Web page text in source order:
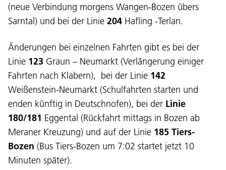
(neue Verbindung morgens Wangen-Bozen übers
Sarntal) und bei der Linie 204 Hafling -Terlan.
Änderungen bei einzelnen Fahrten gibt es bei der
Linie 123 Graun – Neumarkt (Verlängerung einiger
Fahrten nach Klabern), bei der Linie 142
Weißenstein-Neumarkt (Schulfahrten starten und
enden künftig in Deutschnofen), bei der Linie
180/181 Eggental (Rückfahrt mittags in Bozen ab
Meraner Kreuzung) und auf der Linie 185 Tiers-
Bozen (Bus Tiers-Bozen um 7:02 startet jetzt 10
Minuten später).